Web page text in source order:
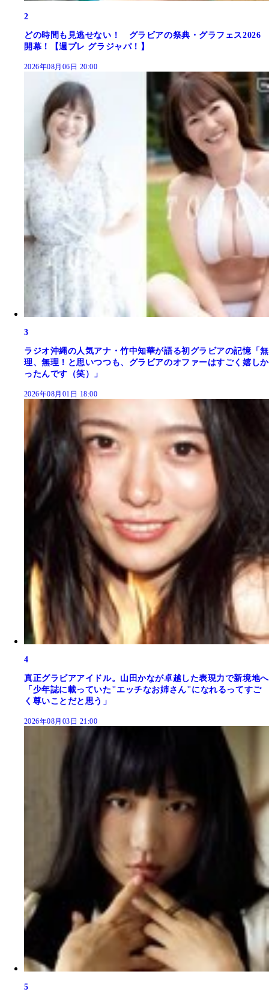
2
どの時間も見逃せない！ グラビアの祭典・グラフェス2026
開幕！【週プレ グラジャパ！】
2026年08月06日 20:00
3
ラジオ沖縄の人気アナ・竹中知華が語る初グラビアの記憶「無
理、無理！と思いつつも、グラビアのオファーはすごく嬉しか
ったんです（笑）」
2026年08月01日 18:00
4
真正グラビアアイドル。山田かなが卓越した表現力で新境地へ
「少年誌に載っていた"エッチなお姉さん"になれるってすご
く尊いことだと思う」
2026年08月03日 21:00
5